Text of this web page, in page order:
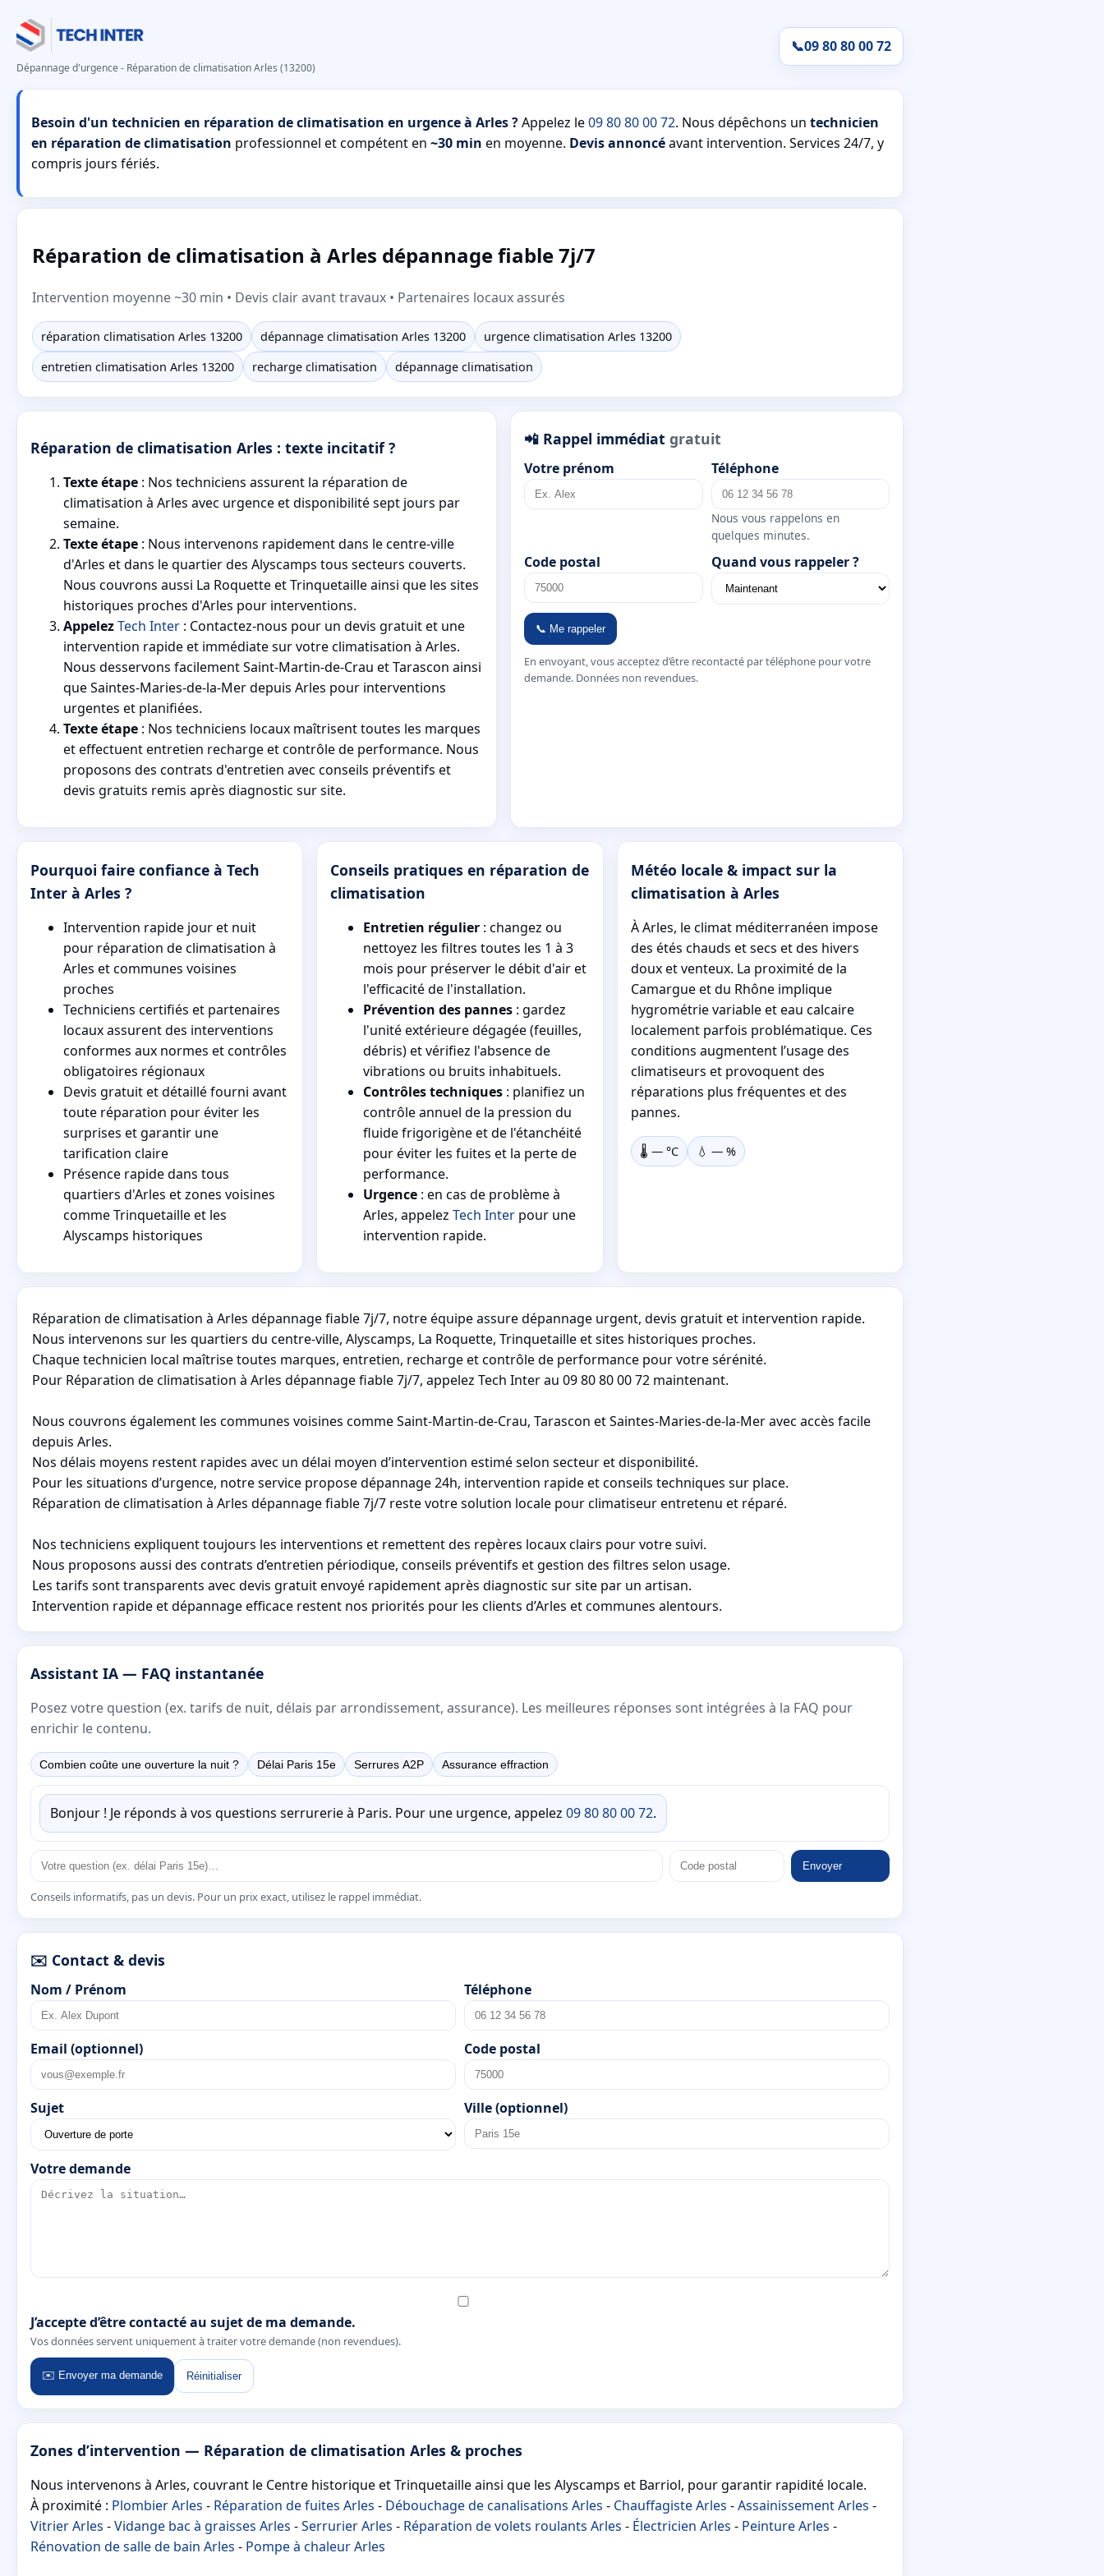
Dépannage d'urgence - Réparation de climatisation Arles (13200)
📞09 80 80 00 72
Besoin d'un technicien en réparation de climatisation en urgence à Arles ?Appelez le09 80 80 00 72. Nous dépêchons un technicien
en réparation de climatisation professionnel et compétent en ~30 min en moyenne. Devis annoncéavant intervention. Services 24/7, y
compris jours fériés.
Réparation de climatisation à Arles dépannage fiable 7j/7
Intervention moyenne ~30 min • Devis clair avant travaux • Partenaires locaux assurés
réparation climatisation Arles 13200 dépannage climatisation Arles 13200
urgence climatisation Arles 13200
entretien climatisation Arles 13200
recharge climatisation dépannage climatisation
Réparation de climatisation Arles : texte incitatif ?
Texte étape : Nos techniciens assurent la réparation de
climatisation à Arles avec urgence et disponibilité sept jours par
semaine.
Texte étape : Nous intervenons rapidement dans le centre-ville
d'Arles et dans le quartier des Alyscamps tous secteurs couverts.
Nous couvrons aussi La Roquette et Trinquetaille ainsi que les sites
historiques proches d'Arles pour interventions.
AppelezTech Inter : Contactez-nous pour un devis gratuit et une
intervention rapide et immédiate sur votre climatisation à Arles.
Nous desservons facilement Saint-Martin-de-Crau et Tarascon ainsi
que Saintes-Maries-de-la-Mer depuis Arles pour interventions
urgentes et planifiées.
Texte étape : Nos techniciens locaux maîtrisent toutes les marques
et effectuent entretien recharge et contrôle de performance. Nous
proposons des contrats d'entretien avec conseils préventifs et
devis gratuits remis après diagnostic sur site.
📲 Rappel immédiatgratuit
Votre prénom Téléphone
Nous vous rappelons en
quelques minutes.
Code postal Quand vous rappeler ?
📞 Me rappeler
En envoyant, vous acceptez d’être recontacté par téléphone pour votre
demande. Données non revendues.
Pourquoi faire confiance à Tech
Inter à Arles ?
Intervention rapide jour et nuit
pour réparation de climatisation à
Arles et communes voisines
proches
Techniciens certifiés et partenaires
locaux assurent des interventions
conformes aux normes et contrôles
obligatoires régionaux
Devis gratuit et détaillé fourni avant
toute réparation pour éviter les
surprises et garantir une
tarification claire
Présence rapide dans tous
quartiers d'Arles et zones voisines
comme Trinquetaille et les
Alyscamps historiques
Conseils pratiques en réparation de
climatisation
Entretien régulier : changez ou
nettoyez les filtres toutes les 1 à 3
mois pour préserver le débit d'air et
l'efficacité de l'installation.
Prévention des pannes : gardez
l'unité extérieure dégagée (feuilles,
débris) et vérifiez l'absence de
vibrations ou bruits inhabituels.
Contrôles techniques : planifiez un
contrôle annuel de la pression du
fluide frigorigène et de l'étanchéité
pour éviter les fuites et la perte de
performance.
Urgence : en cas de problème à
Arles, appelezTech Inter pour une
intervention rapide.
Météo locale & impact sur la
climatisation à Arles
À Arles, le climat méditerranéen impose
des étés chauds et secs et des hivers
doux et venteux. La proximité de la
Camargue et du Rhône implique
hygrométrie variable et eau calcaire
localement parfois problématique. Ces
conditions augmentent l’usage des
climatiseurs et provoquent des
réparations plus fréquentes et des
pannes.
🌡️ —°C 💧 —%
Réparation de climatisation à Arles dépannage fiable 7j/7, notre équipe assure dépannage urgent, devis gratuit et intervention rapide.
Nous intervenons sur les quartiers du centre-ville, Alyscamps, La Roquette, Trinquetaille et sites historiques proches.
Chaque technicien local maîtrise toutes marques, entretien, recharge et contrôle de performance pour votre sérénité.
Pour Réparation de climatisation à Arles dépannage fiable 7j/7, appelez Tech Inter au 09 80 80 00 72 maintenant.
Nous couvrons également les communes voisines comme Saint-Martin-de-Crau, Tarascon et Saintes-Maries-de-la-Mer avec accès facile
depuis Arles.
Nos délais moyens restent rapides avec un délai moyen d’intervention estimé selon secteur et disponibilité.
Pour les situations d’urgence, notre service propose dépannage 24h, intervention rapide et conseils techniques sur place.
Réparation de climatisation à Arles dépannage fiable 7j/7 reste votre solution locale pour climatiseur entretenu et réparé.
Nos techniciens expliquent toujours les interventions et remettent des repères locaux clairs pour votre suivi.
Nous proposons aussi des contrats d’entretien périodique, conseils préventifs et gestion des filtres selon usage.
Les tarifs sont transparents avec devis gratuit envoyé rapidement après diagnostic sur site par un artisan.
Intervention rapide et dépannage efficace restent nos priorités pour les clients d’Arles et communes alentours.
Assistant IA — FAQ instantanée
Posez votre question (ex. tarifs de nuit, délais par arrondissement, assurance). Les meilleures réponses sont intégrées à la FAQ pour
enrichir le contenu.
Combien coûte une ouverture la nuit ? Délai Paris 15e Serrures A2P Assurance effraction
Bonjour ! Je réponds à vos questions serrurerie à Paris. Pour une urgence, appelez 09 80 80 00 72.
Envoyer
Conseils informatifs, pas un devis. Pour un prix exact, utilisez le rappel immédiat.
✉️ Contact & devis
Nom / Prénom Téléphone
Email (optionnel) Code postal
Sujet Ville (optionnel)
Votre demande
J’accepte d’être contacté au sujet de ma demande.
Vos données servent uniquement à traiter votre demande (non revendues).
✉️ Envoyer ma demande Réinitialiser
Zones d’intervention — Réparation de climatisation Arles & proches
Nous intervenons à Arles, couvrant le Centre historique et Trinquetaille ainsi que les Alyscamps et Barriol, pour garantir rapidité locale.
À proximité : Plombier Arles - Réparation de fuites Arles - Débouchage de canalisations Arles - Chauffagiste Arles -Assainissement Arles -
Vitrier Arles -Vidange bac à graisses Arles -Serrurier Arles - Réparation de volets roulants Arles - Électricien Arles - Peinture Arles -
Rénovation de salle de bain Arles - Pompe à chaleur Arles